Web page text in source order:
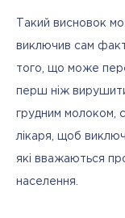
Такий висновок
виключив сам факт
того, що може
перш ніж
грудним молоком,
лікаря, щоб
які вважаються
населення.